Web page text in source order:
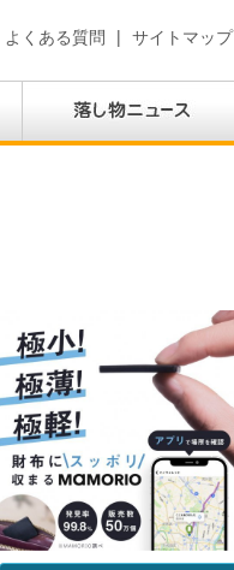
よくある質問 | サイトマップ